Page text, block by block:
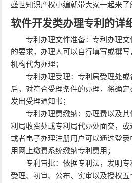
盛世知识产权小编就带大家一起来了
软件开发类办理专利的详
专利办理文件准备：专利办理
的要求，办理人可以自行填写或撰
机构代为办理；
专利办理受理：专利局受理处或
后，对符合受理条件的办理，将确定
发出受理通知书；
专利办理费缴纳：办理费以及
利局收费处或专利局代办处面交，或
或者电子办理注册用户可以通过登
用网上缴费系统缴纳专利费用；
专利审批：依据专利法，发明
受理、初审、公布、实审以及授权